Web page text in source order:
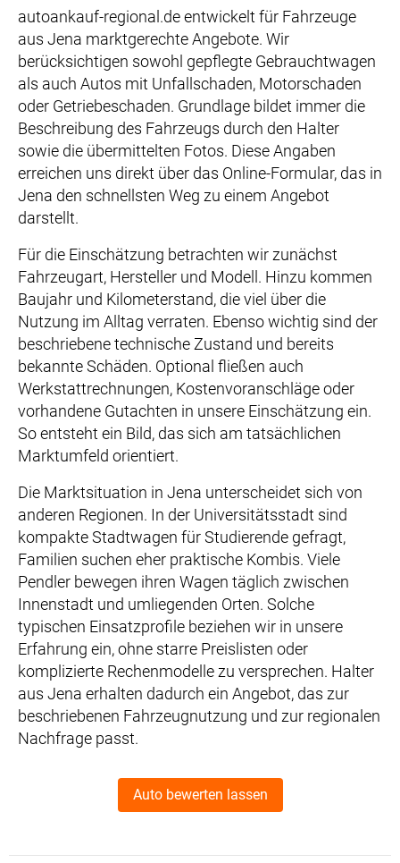
autoankauf-regional.de entwickelt für Fahrzeuge
aus Jena marktgerechte Angebote. Wir
berücksichtigen sowohl gepflegte Gebrauchtwagen
als auch Autos mit Unfallschaden, Motorschaden
oder Getriebeschaden. Grundlage bildet immer die
Beschreibung des Fahrzeugs durch den Halter
sowie die übermittelten Fotos. Diese Angaben
erreichen uns direkt über das Online-Formular, das in
Jena den schnellsten Weg zu einem Angebot
darstellt.
Für die Einschätzung betrachten wir zunächst
Fahrzeugart, Hersteller und Modell. Hinzu kommen
Baujahr und Kilometerstand, die viel über die
Nutzung im Alltag verraten. Ebenso wichtig sind der
beschriebene technische Zustand und bereits
bekannte Schäden. Optional fließen auch
Werkstattrechnungen, Kostenvoranschläge oder
vorhandene Gutachten in unsere Einschätzung ein.
So entsteht ein Bild, das sich am tatsächlichen
Marktumfeld orientiert.
Die Marktsituation in Jena unterscheidet sich von
anderen Regionen. In der Universitätsstadt sind
kompakte Stadtwagen für Studierende gefragt,
Familien suchen eher praktische Kombis. Viele
Pendler bewegen ihren Wagen täglich zwischen
Innenstadt und umliegenden Orten. Solche
typischen Einsatzprofile beziehen wir in unsere
Erfahrung ein, ohne starre Preislisten oder
komplizierte Rechenmodelle zu versprechen. Halter
aus Jena erhalten dadurch ein Angebot, das zur
beschriebenen Fahrzeugnutzung und zur regionalen
Nachfrage passt.
Auto bewerten lassen